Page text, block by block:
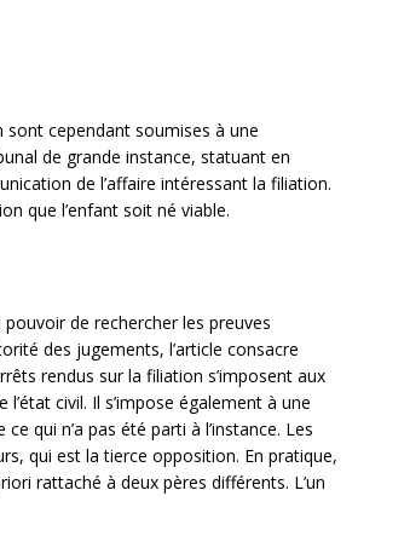
cependant soumises à une
de grande instance, statuant en
de l’affaire intéressant la filiation.
que l’enfant soit né viable.
de rechercher les preuves
des jugements, l’article consacre
rendus sur la filiation s’imposent aux
civil. Il s’impose également à une
qui n’a pas été parti à l’instance. Les
qui est la tierce opposition. En pratique,
rattaché à deux pères différents. L’un